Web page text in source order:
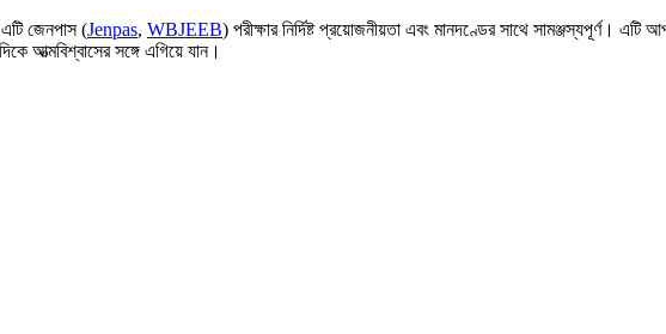
এটি জেনপাস (Jenpas, WBJEEB) পরীক্ষার নির্দিষ্ট প্রয়োজনীয়তা এবং মানদণ্ডের সাথে সামঞ্জস্যপূর্ণ।
আত্মবিশ্বাসের সঙ্গে এগিয়ে যান।